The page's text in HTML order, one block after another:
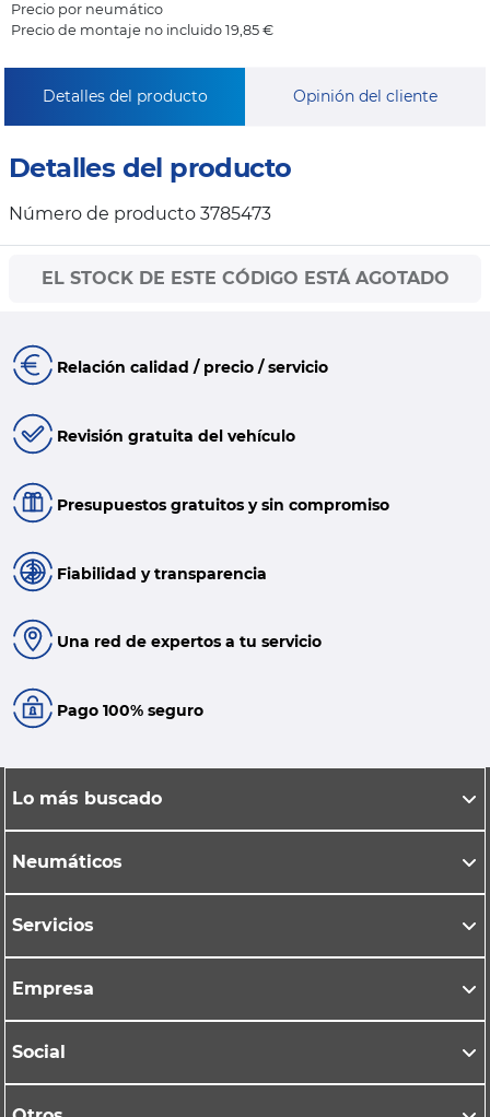
Precio por neumático
Precio de montaje no incluido 19,85 €
Detalles del producto Opinión del cliente
Detalles del producto
Número de producto 3785473
EL STOCK DE ESTE CÓDIGO ESTÁ AGOTADO
Relación calidad / precio / servicio
Revisión gratuita del vehículo
Presupuestos gratuitos y sin compromiso
Fiabilidad y transparencia
Una red de expertos a tu servicio
Pago 100% seguro
Lo más buscado
Neumáticos
Servicios
Empresa
Social